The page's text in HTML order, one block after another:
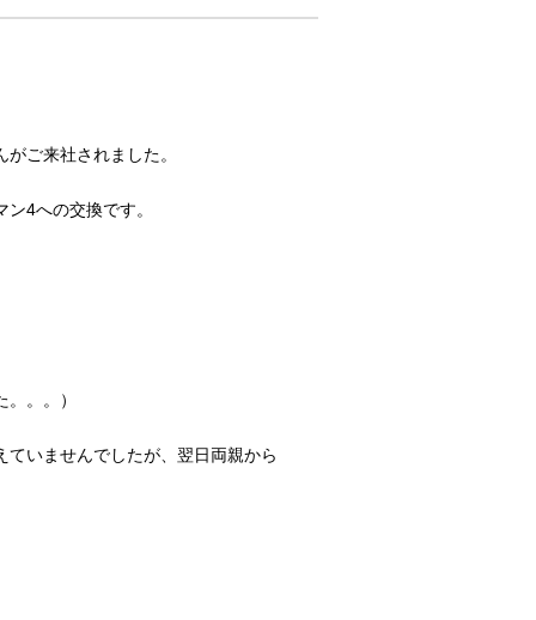
ご来社されました。
4への交換です。
。。）
いませんでしたが、翌日両親から